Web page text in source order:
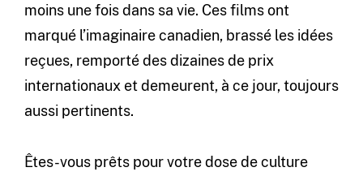
moins une fois dans sa vie. Ces films ont
marqué l’imaginaire canadien, brassé les idées
reçues, remporté des dizaines de prix
internationaux et demeurent, à ce jour, toujours
aussi pertinents.
Êtes-vous prêts pour votre dose de culture